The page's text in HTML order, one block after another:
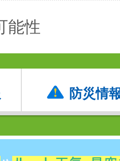
能性
防災情